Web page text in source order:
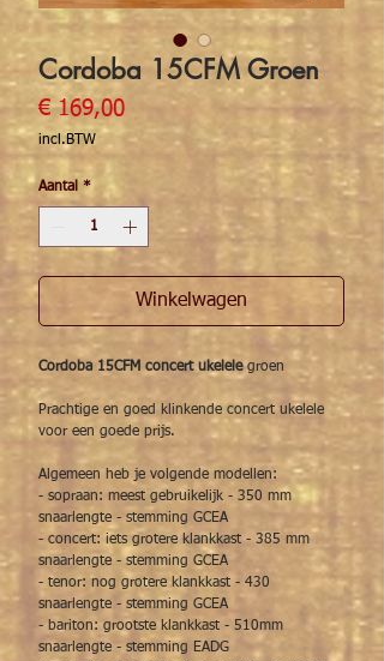
Cordoba 15CFM Groen
€ 169,00Prijs
incl.BTW
Aantal *
Winkelwagen
Cordoba 15CFM concert ukelele groen
Prachtige en goed klinkende concert ukelele
voor een goede prijs.
Algemeen heb je volgende modellen:
- sopraan: meest gebruikelijk - 350 mm
snaarlengte - stemming GCEA
- concert: iets grotere klankkast - 385 mm
snaarlengte - stemming GCEA
- tenor: nog grotere klankkast - 430
snaarlengte - stemming GCEA
- bariton: grootste klankkast - 510mm
snaarlengte - stemming EADG